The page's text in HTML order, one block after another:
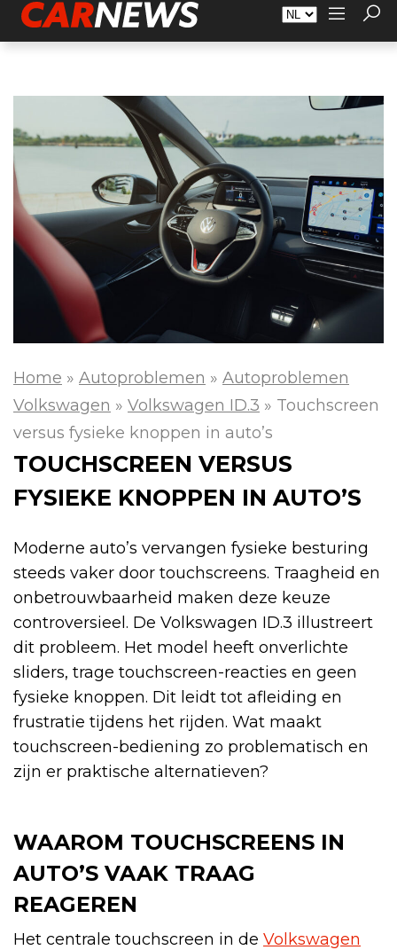
Adverteren Over Carnews.nl Contact
Home » Autoproblemen » Autoproblemen
Volkswagen » Volkswagen ID.3 » Touchscreen
versus fysieke knoppen in auto’s
TOUCHSCREEN VERSUS
FYSIEKE KNOPPEN IN AUTO’S
Moderne auto’s vervangen fysieke besturing
steeds vaker door touchscreens. Traagheid en
onbetrouwbaarheid maken deze keuze
controversieel. De Volkswagen ID.3 illustreert
dit probleem. Het model heeft onverlichte
sliders, trage touchscreen-reacties en geen
fysieke knoppen. Dit leidt tot afleiding en
frustratie tijdens het rijden. Wat maakt
touchscreen-bediening zo problematisch en
zijn er praktische alternatieven?
WAAROM TOUCHSCREENS IN
AUTO’S VAAK TRAAG
REAGEREN
Het centrale touchscreen in de Volkswagen